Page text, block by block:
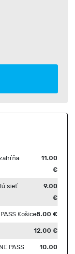
11.00
€
sieť
9.00
€
Košice8.00 €
12.00 €
PASS
10.00